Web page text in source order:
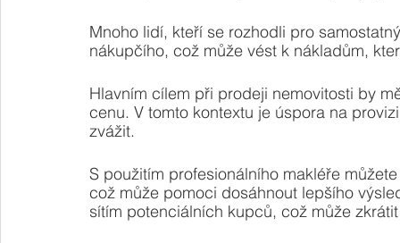
Mnoho lidí, kteří se rozhodli pro
nákupčího, což může vést k nákladům,
Hlavním cílem při prodeji nemovitosti by
cenu. V tomto kontextu je úspora na
zvážit.
S použitím profesionálního makléře
což může pomoci dosáhnout lepšího
sítím potenciálních kupců, což může